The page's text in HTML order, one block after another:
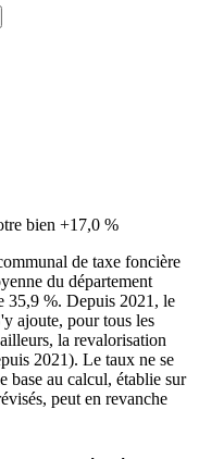
bien +17,0 %
de taxe foncière
du département
35,9 %. Depuis 2021, le
ajoute, pour tous les
la revalorisation
2021). Le taux ne se
base au calcul, établie sur
peut en revanche